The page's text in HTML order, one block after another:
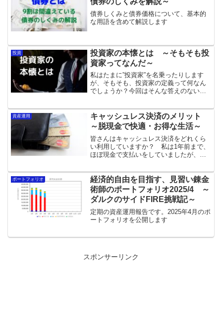
債券しくみと債券価格について、基本的
な用語を含めて解説します
投資
投資家の本懐とは ～そもそも投
資家ってなんだ～
私はたまに”投資家”を名乗ったりします
が、そもそも、投資家の定義って何なん
でしょうか？今回はそんな答えのない疑
考えてみました
資産運用
キャッシュレス決済のメリット
～脱現金で快適・お得な生活～
皆さんはキャッシュレス決済をどれくら
い利用していますか？ 私は1年前まで、
ほぼ現金で支払いをしていましたが、キ
金で支払いをすることが無くなりました
今回は、キャッシュレスにすることで得
られるメリットについて解説します
ポートフォリオ
経済的自由を目指す、見習い錬金
術師のポートフォリオ2025/4 ～
ダルクのサイドFIRE挑戦記～
定期の資産運用報告です。2025年4月のポ
ートフォリオを公開します
スポンサーリンク